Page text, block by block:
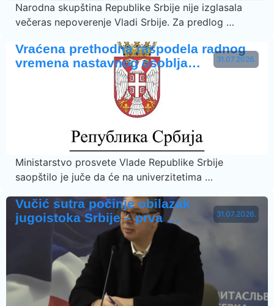
Narodna skupština Republike Srbije nije izglasala
večeras nepoverenje Vladi Srbije. Za predlog …
31.07.2026.
Vraćena prethodna raspodela radnog
vremena nastavnog osoblja…
Ministarstvo prosvete Vlade Republike Srbije
saopštilo je juče da će na univerzitetima …
31.07.2026.
Vučić sutra počinje obilazak
jugoistoka Srbije – prva …